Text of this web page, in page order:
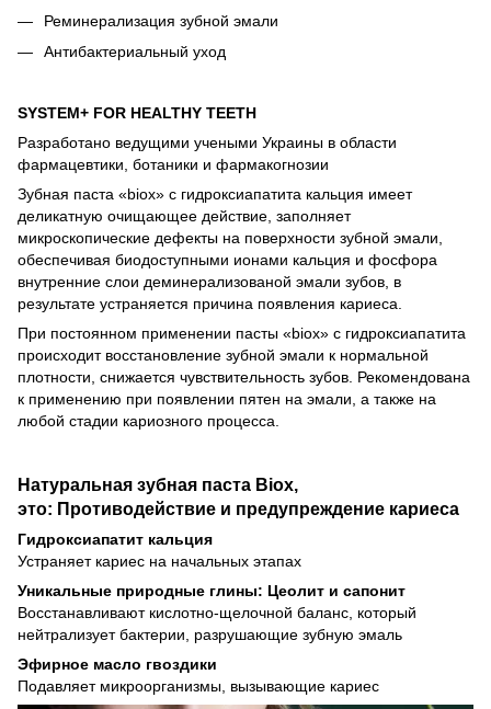
Реминерализация зубной эмали
Антибактериальный уход
SYSTEM+ FOR HEALTHY TEETH
Разработано ведущими учеными Украины в области
фармацевтики, ботаники и фармакогнозии
Зубная паста «biox» с гидроксиапатита кальция имеет
деликатную очищающее действие, заполняет
микроскопические дефекты на поверхности зубной эмали,
обеспечивая биодоступными ионами кальция и фосфора
внутренние слои деминерализованой эмали зубов, в
результате устраняется причина появления кариеса.
При постоянном применении пасты «biox» с гидроксиапатита
происходит восстановление зубной эмали к нормальной
плотности, снижается чувствительность зубов. Рекомендована
к применению при появлении пятен на эмали, а также на
любой стадии кариозного процесса.
Натуральная зубная паста Biox,
это: Противодействие и предупреждение кариеса
Гидроксиапатит кальция
Устраняет кариес на начальных этапах
Уникальные природные глины: Цеолит и сапонит
Восстанавливают кислотно-щелочной баланс, который
нейтрализует бактерии, разрушающие зубную эмаль
Эфирное масло гвоздики
Подавляет микроорганизмы, вызывающие кариес